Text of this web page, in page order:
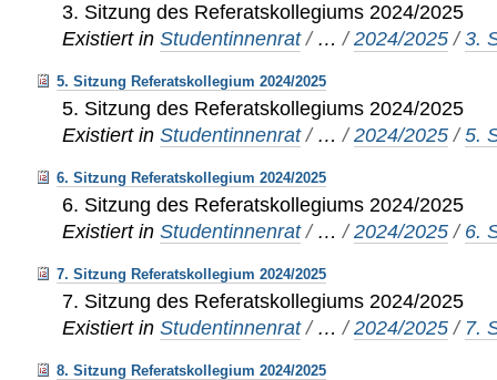
3. Sitzung des Referatskollegiums 2024/2025
Existiert in Studentinnenrat / …/2024/2025 /3.
5. Sitzung Referatskollegium 2024/2025
5. Sitzung des Referatskollegiums 2024/2025
Existiert in Studentinnenrat / …/2024/2025 /5.
6. Sitzung Referatskollegium 2024/2025
6. Sitzung des Referatskollegiums 2024/2025
Existiert in Studentinnenrat / …/2024/2025 / 6.
7. Sitzung Referatskollegium 2024/2025
7. Sitzung des Referatskollegiums 2024/2025
Existiert in Studentinnenrat / …/2024/2025 / 7.
8. Sitzung Referatskollegium 2024/2025